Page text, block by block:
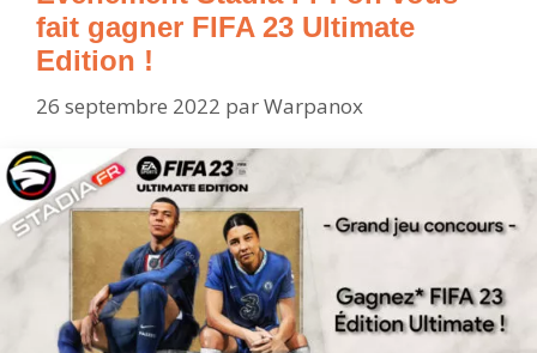
fait gagner FIFA 23 Ultimate
Edition !
26 septembre 2022 parWarpanox